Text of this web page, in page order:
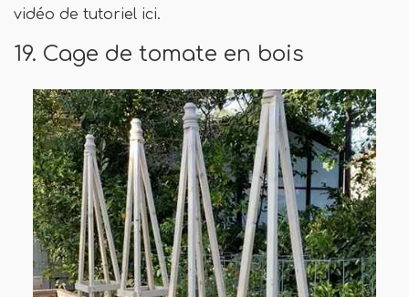
vidéo de tutoriel ici.
19. Cage de tomate en bois